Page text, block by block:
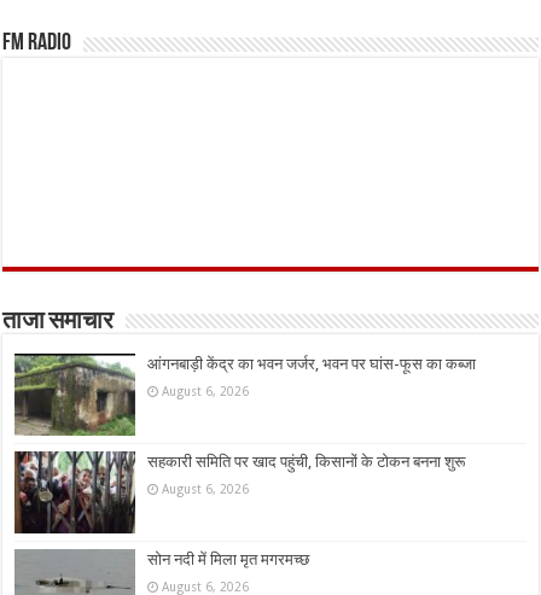
FM Radio
ताजा समाचार
आंगनबाड़ी केंद्र का भवन जर्जर, भवन पर घांस-फूस का कब्जा
August 6, 2026
सहकारी समिति पर खाद पहुंची, किसानों के टोकन बनना शुरू
August 6, 2026
सोन नदी में मिला मृत मगरमच्छ
August 6, 2026